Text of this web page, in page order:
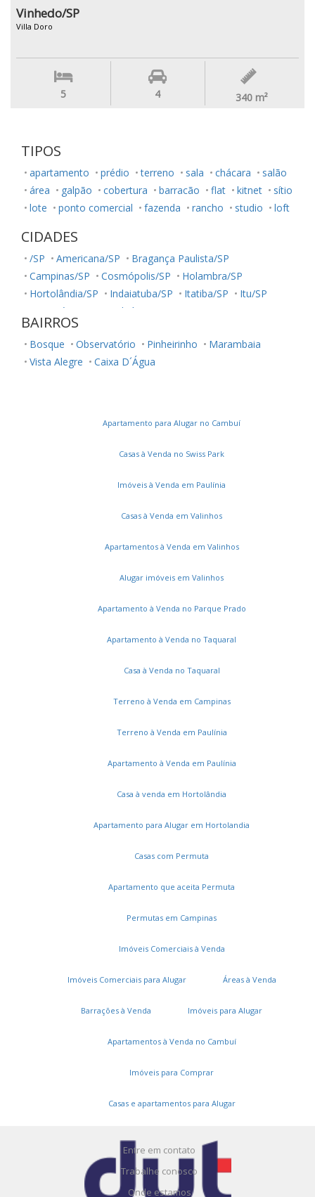
Vinhedo/SP
Villa Doro
5 4 340 m²
TIPOS
apartamento prédio terreno sala chácara
salão
área
galpão cobertura barracão flat kitnet
sítio
lote
ponto comercial fazenda rancho studio loft
CIDADES
/SP Americana/SP
Bragança Paulista/SP
Campinas/SP
Cosmópolis/SP
Holambra/SP
Hortolândia/SP
Indaiatuba/SP Itatiba/SP
Itu/SP
Jaguariúna/SP
Jundiaí/SP
Morungaba/SP
Paulínia/SP
Salto/SP
Santa Bárbara D'Oeste/SP
Serra Negra/SP
Sorocaba/SP
BAIRROS
Bosque Observatório Pinheirinho
Marambaia
Vista Alegre
Caixa D´Água
Apartamento para Alugar no Cambuí
Casas à Venda no Swiss Park
Imóveis à Venda em Paulínia
Casas à Venda em Valinhos
Apartamentos à Venda em Valinhos
Alugar imóveis em Valinhos
Apartamento à Venda no Parque Prado
Apartamento à Venda no Taquaral
Casa à Venda no Taquaral
Terreno à Venda em Campinas
Terreno à Venda em Paulínia
Apartamento à Venda em Paulínia
Casa à venda em Hortolândia
Apartamento para Alugar em Hortolandia
Casas com Permuta
Apartamento que aceita Permuta
Permutas em Campinas
Imóveis Comerciais à Venda
Imóveis Comerciais para Alugar Áreas à Venda
Barrações à Venda Imóveis para Alugar
Apartamentos à Venda no Cambuí
Imóveis para Comprar
Casas e apartamentos para Alugar
Serviços
Cadastros e Propostas
Cadastre seu imóvel
Entre em contato
Trabalhe conosco
Onde estamos